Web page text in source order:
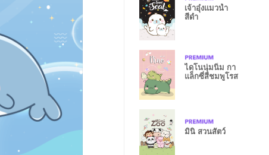
เจ้าอุ๋งแมวน้ำ
สีดำ
ไดโนนุ่มนิ่ม กา
แล็กซี่สีชมพูโรส
มินิ สวนสัตว์